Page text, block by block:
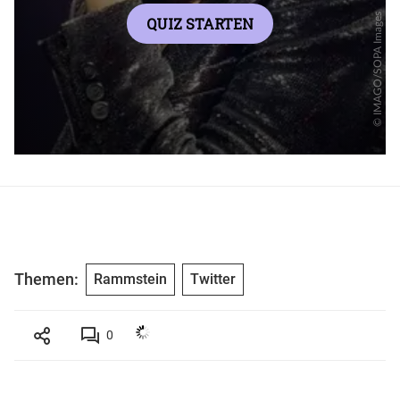
Themen: Rammstein Twitter
0